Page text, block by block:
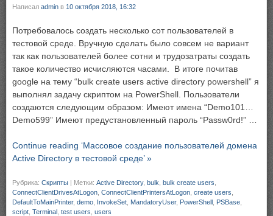
Написал admin в 10 октября 2018, 16:32
Потребовалось создать несколько сот пользователей в
тестовой среде. Вручную сделать было совсем не вариант
так как пользователей более сотни и трудозатраты создать
такое количество исчисляются часами. В итоге почитав
google на тему “bulk create users active directory powershell” я
выполнял задачу скриптом на PowerShell. Пользователи
создаются следующим образом: Имеют имена “Demo101…
Demo599” Имеют предустановленный пароль “Passw0rd!” …
Continue reading ‘Массовое создание пользователей домена
Active Directory в тестовой среде’ »
Рубрика: Скрипты | Метки: Active Directory, bulk bulk create users
ConnectClientDrivesAtLogon ConnectClientPrintersAtLogon create users
DefaultToMainPrinter, demo InvokeSet MandatoryUser, PowerShell PSBase
script Terminal test users users